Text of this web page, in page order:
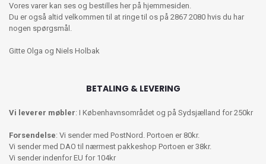
Vores varer kan ses og bestilles her på hjemmesiden.
Du er også altid velkommen til at ringe til os på 2867 2080 hvis du har
nogen spørgsmål.
Gitte Olga og Niels Holbak
BETALING & LEVERING
Vi leverer møbler: I Københavnsområdet og på Sydsjælland for 250kr
Forsendelse: Vi sender med PostNord. Portoen er 80kr.
Vi sender med DAO til nærmest pakkeshop Portoen er 38kr.
Vi sender indenfor EU for 104kr